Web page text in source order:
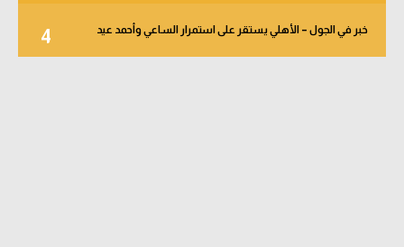
4 خبر في الجول – الأهلي يستقر على استمرار الساعي وأحمد عيد